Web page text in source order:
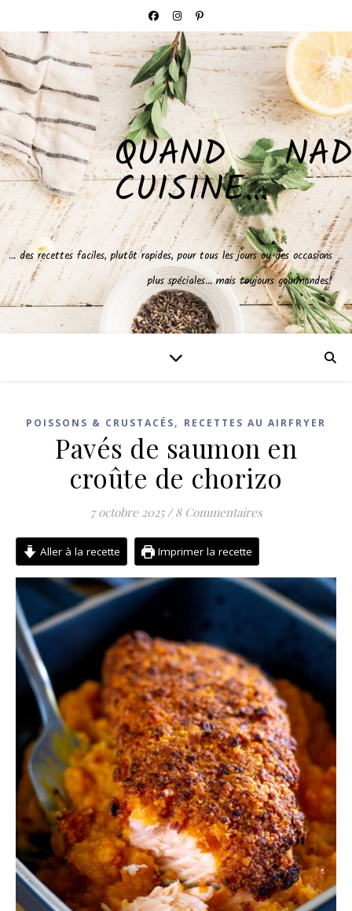
QUAND NAD
CUISINE…
… des recettes faciles, plutôt rapides, pour tous les jours ou des occasions
plus spéciales… mais toujours gourmandes!
POISSONS & CRUSTACÉS, RECETTES AU AIRFRYER
Pavés de saumon en
croûte de chorizo
7 octobre 2025 / 8 Commentaires
Aller à la recette Imprimer la recette